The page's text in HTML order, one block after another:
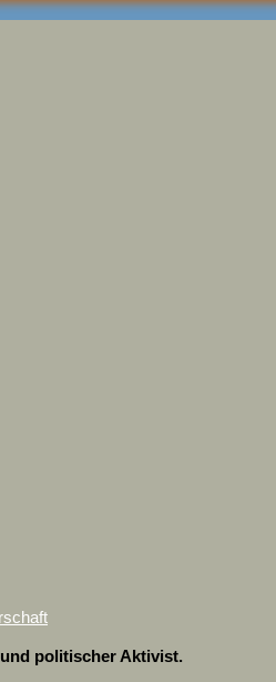
politischer Aktivist.